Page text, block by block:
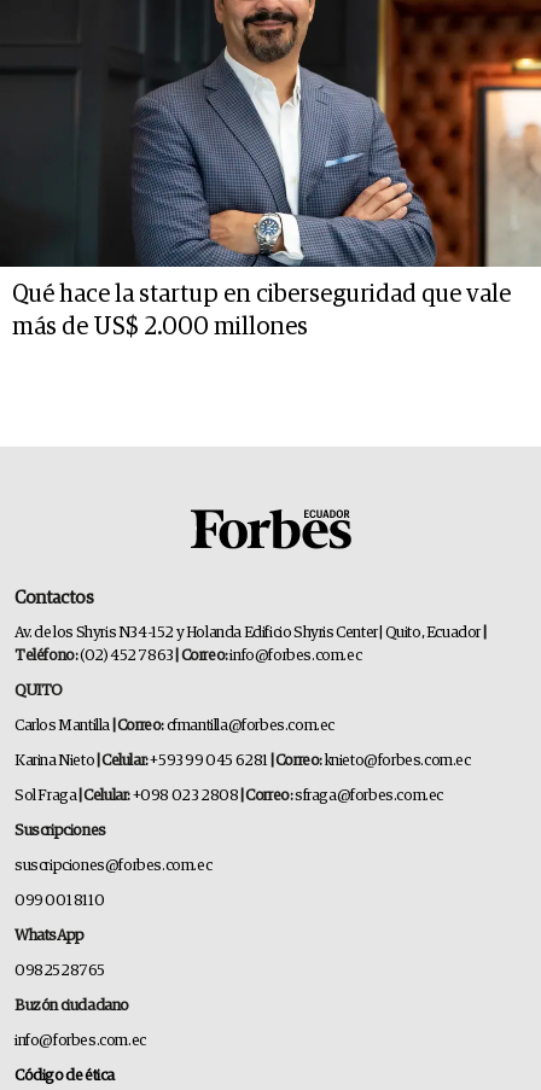
Qué hace la startup en ciberseguridad que vale
más de US$ 2.000 millones
Contactos
Av. de los Shyris N34-152 y Holanda Edificio Shyris Center | Quito, Ecuador
Teléfono:(02) 452 7863 | Correo:info@forbes.com.ec
QUITO
Carlos Mantilla | Correo:cfmantilla@forbes.com.ec
Karina Nieto | Celular:+593 99 045 6281 | Correo:knieto@forbes.com.ec
Sol Fraga| Celular:+098 023 2808 | Correo:sfraga@forbes.com.ec
Suscripciones
suscripciones@forbes.com.ec
099 001 8110
WhatsApp
0982528765
Buzón ciudadano
info@forbes.com.ec
Código de ética